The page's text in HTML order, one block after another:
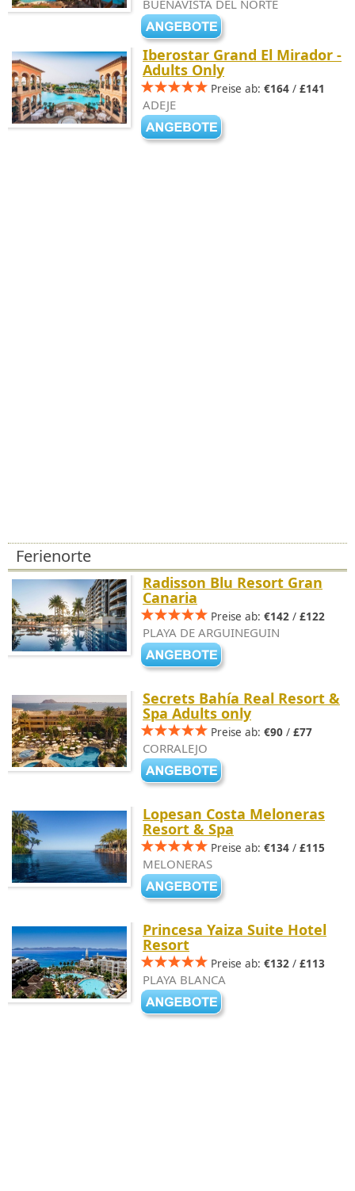
BUENAVISTA DEL NORTE
Iberostar Grand El Mirador -
Adults Only
Preise ab: €164 / £141
ADEJE
Ferienorte
Radisson Blu Resort Gran
Canaria
Preise ab: €142 / £122
PLAYA DE ARGUINEGUIN
Secrets Bahía Real Resort &
Spa Adults only
Preise ab: €90 / £77
CORRALEJO
Lopesan Costa Meloneras
Resort & Spa
Preise ab: €134 / £115
MELONERAS
Princesa Yaiza Suite Hotel
Resort
Preise ab: €132 / £113
PLAYA BLANCA